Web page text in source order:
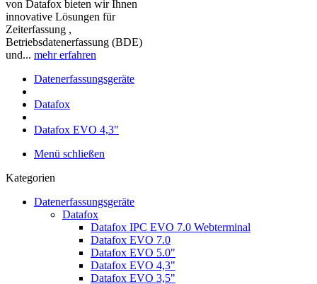
von Datafox bieten wir Ihnen
innovative Lösungen für
Zeiterfassung ,
Betriebsdatenerfassung (BDE)
und... mehr erfahren
Datenerfassungsgeräte
Datafox
Datafox EVO 4,3"
Menü schließen
Kategorien
Datenerfassungsgeräte
Datafox
Datafox IPC EVO 7.0 Webterminal
Datafox EVO 7.0
Datafox EVO 5.0"
Datafox EVO 4,3"
Datafox EVO 3,5"